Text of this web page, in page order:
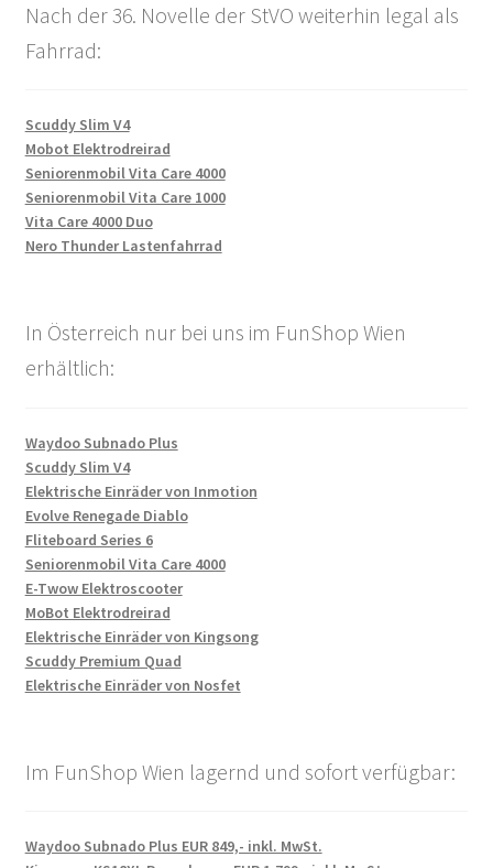
Nach der 36. Novelle der StVO weiterhin legal als
Fahrrad:
Scuddy Slim V4
Mobot Elektrodreirad
Seniorenmobil Vita Care 4000
Seniorenmobil Vita Care 1000
Vita Care 4000 Duo
Nero Thunder Lastenfahrrad
In Österreich nur bei uns im FunShop Wien
erhältlich:
Waydoo Subnado Plus
Scuddy Slim V4
Elektrische Einräder von Inmotion
Evolve Renegade Diablo
Fliteboard Series 6
Seniorenmobil Vita Care 4000
E-Twow Elektroscooter
MoBot Elektrodreirad
Elektrische Einräder von Kingsong
Scuddy Premium Quad
Elektrische Einräder von Nosfet
Im FunShop Wien lagernd und sofort verfügbar:
Waydoo Subnado Plus EUR 849,- inkl. MwSt.